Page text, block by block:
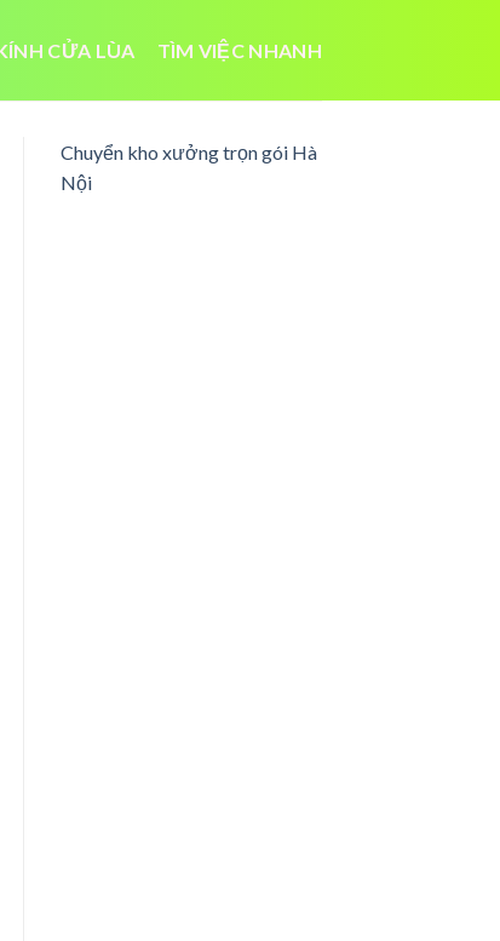
CỬA LÙA TÌM VIỆC NHANH
Chuyển kho xưởng trọn gói Hà
Nội